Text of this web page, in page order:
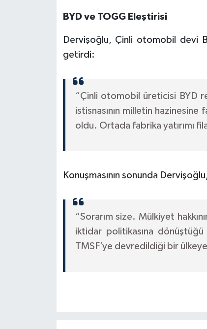
BYD ve TOGG Eleştirisi
Dervişoğlu, Çinli otomobil devi
getirdi:
“Çinli otomobil üreticisi BYD
istisnasının milletin
oldu. Ortada fabrika yatırımı
Konuşmasının sonunda
“Sorarım size. Mülkiyet
iktidar politikasına
TMSF’ye devredildiği bir